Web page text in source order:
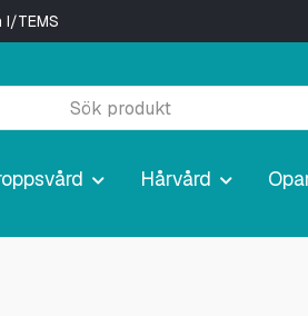
TEMS
Hårvård